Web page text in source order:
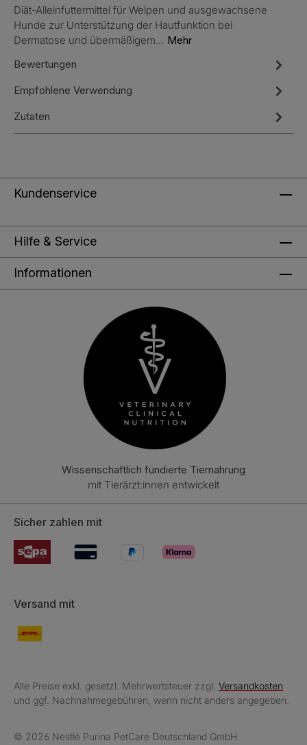
Diät-Alleinfuttermittel für Welpen und ausgewachsene
Hunde zur Unterstützung der Hautfunktion bei
Dermatose und übermäßigem… Mehr
Bewertungen
Empfohlene Verwendung
Zutaten
Kundenservice
Hilfe & Service
Informationen
Wissenschaftlich fundierte Tiernahrung
mit Tierärzt:innen entwickelt
Alle Preise exkl. gesetzl. Mehrwertsteuer zzgl. Versandkosten
und ggf. Nachnahmegebühren, wenn nicht anders angegeben.
© 2026 Nestlé Purina PetCare Deutschland GmbH
Sicher zahlen mit
Versand mit